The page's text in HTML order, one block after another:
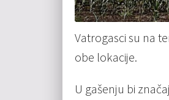
Vatrogasci su na
obe lokacije.
U gašenju bi